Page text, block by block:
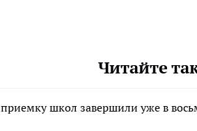
Читайте
школ завершили уже в